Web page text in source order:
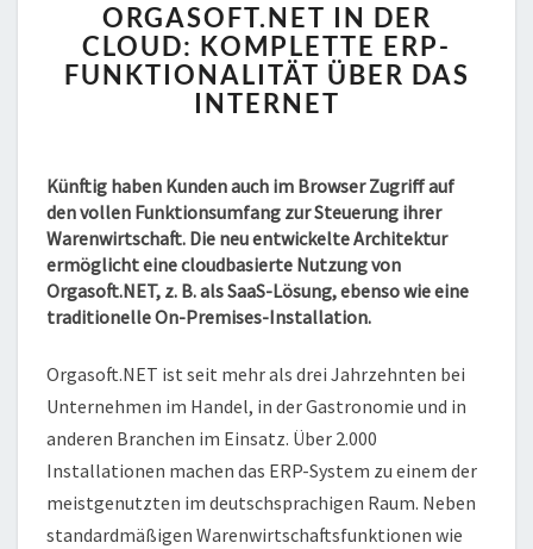
IN
DER
CLOUD:
KOMPLETTE
ÜBER
INTERNET
ORGASOFT.NET IN DER
CLOUD: KOMPLETTE ERP-
FUNKTIONALITÄT ÜBER DAS
INTERNET
Künftig haben Kunden auch im Browser Zugriff auf
den vollen Funktionsumfang zur Steuerung ihrer
Warenwirtschaft. Die neu entwickelte Architektur
ermöglicht eine cloudbasierte Nutzung von
Orgasoft.NET, z. B. als SaaS-Lösung, ebenso wie eine
traditionelle On-Premises-Installation.
Orgasoft.NET ist seit mehr als drei Jahrzehnten bei
Unternehmen im Handel, in der Gastronomie und in
anderen Branchen im Einsatz. Über 2.000
Installationen machen das ERP-System zu einem der
meistgenutzten im deutschsprachigen Raum. Neben
standardmäßigen Warenwirtschaftsfunktionen wie